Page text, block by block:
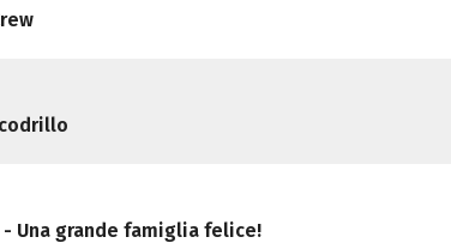
- Una grande famiglia felice!